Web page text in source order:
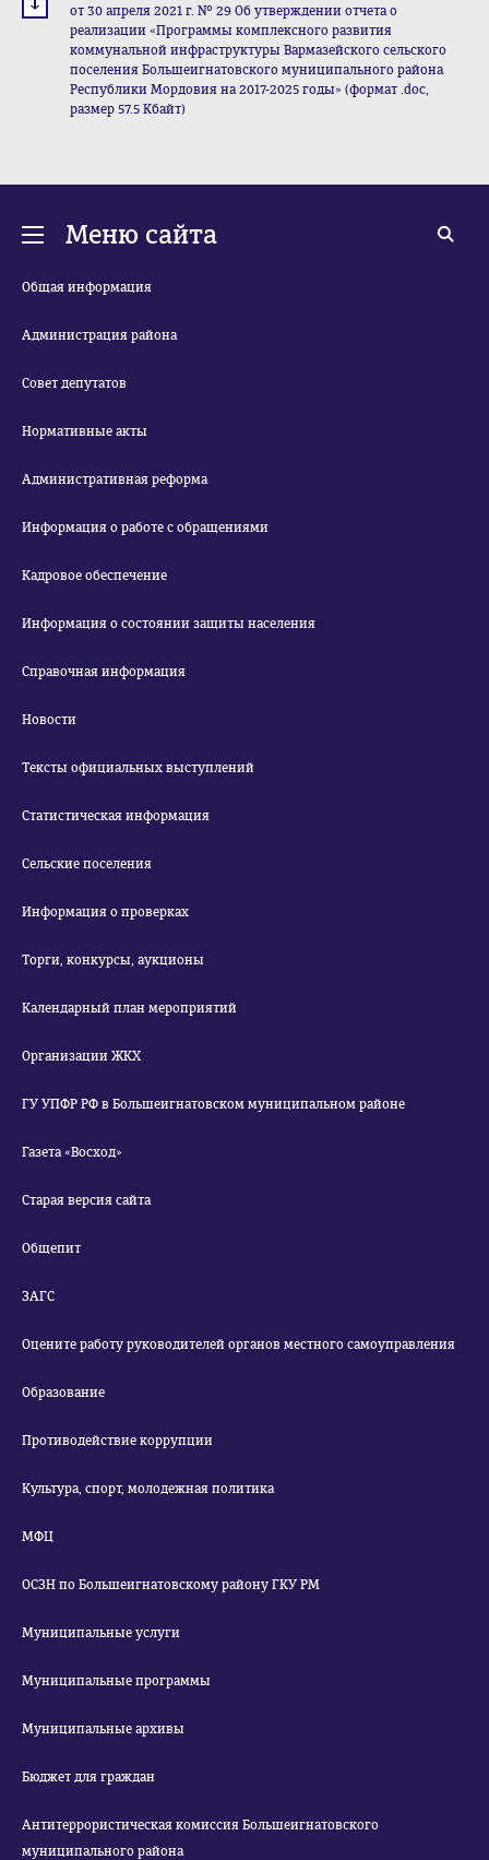
от 30 апреля 2021 г. № 29 Об утверждении отчета о
реализации «Программы комплексного развития
коммунальной инфраструктуры Вармазейского сельского
поселения Большеигнатовского муниципального района
Республики Мордовия на 2017-2025 годы» (формат .doc,
размер 57.5 Кбайт)
Меню сайта
Общая информация
Администрация района
Совет депутатов
Нормативные акты
Административная реформа
Информация о работе с обращениями
Кадровое обеспечение
Информация о состоянии защиты населения
Справочная информация
Новости
Тексты официальных выступлений
Статистическая информация
Сельские поселения
Информация о проверках
Торги, конкурсы, аукционы
Календарный план мероприятий
Организации ЖКХ
ГУ УПФР РФ в Большеигнатовском муниципальном районе
Газета «Восход»
Старая версия сайта
Общепит
ЗАГС
Оцените работу руководителей органов местного самоуправления
Образование
Противодействие коррупции
Культура, спорт, молодежная политика
МФЦ
ОСЗН по Большеигнатовскому району ГКУ РМ
Муниципальные услуги
Муниципальные программы
Муниципальные архивы
Бюджет для граждан
Антитеррористическая комиссия Большеигнатовского
муниципального района